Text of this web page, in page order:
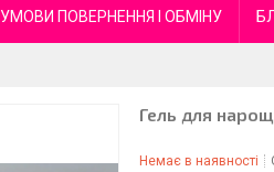
УМОВИ ПОВЕРНЕННЯ І ОБМІНУ
Гель для
Немає в наявності